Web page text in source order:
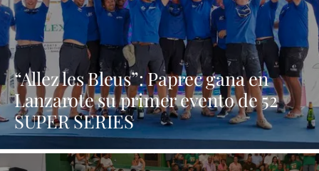
“Allez les Bleus”: Paprec gana en
Lanzarote su primer evento de 52
SUPER SERIES